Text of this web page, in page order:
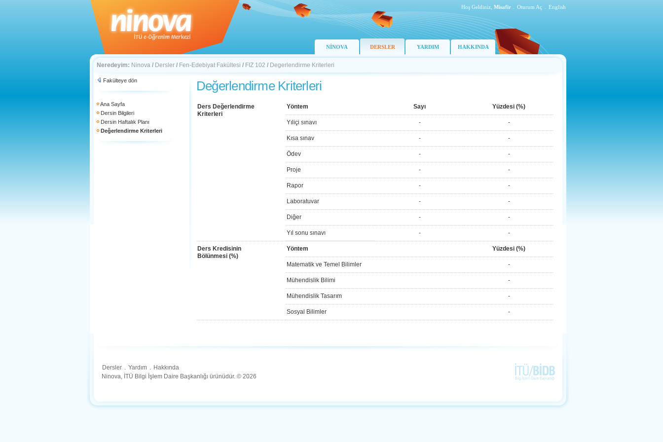
Hoş Geldiniz, Misafir Oturum Aç English
NİNOVA DERSLER YARDIM HAKKINDA
Neredeyim: Ninova / Dersler / Fen-Edebiyat Fakültesi / FIZ 102 / Degerlendirme Kriterleri
Fakülteye dön
Ana Sayfa
Dersin Bilgileri
Dersin Haftalık Planı
Değerlendirme Kriterleri
Değerlendirme Kriterleri
Ders Değerlendirme
Kriterleri
Yöntem Sayı Yüzdesi (%)
Yıliçi sınavı - -
Kısa sınav - -
Ödev - -
Proje - -
Rapor - -
Laboratuvar - -
Diğer - -
Yıl sonu sınavı - -
Ders Kredisinin
Bölünmesi (%)
Yöntem Yüzdesi (%)
Matematik ve Temel Bilimler -
Mühendislik Bilimi -
Mühendislik Tasarım -
Sosyal Bilimler -
Dersler . Yardım . Hakkında
Ninova, İTÜ Bilgi İşlem Daire Başkanlığı ürünüdür. © 2026